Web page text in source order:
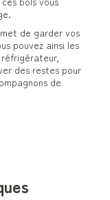
de garder vos
pouvez ainsi les
des restes pour
de